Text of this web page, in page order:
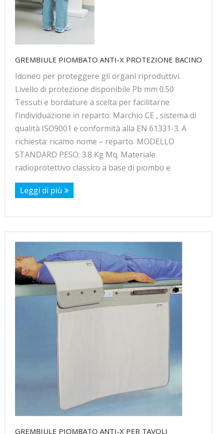
GREMBIULE PIOMBATO ANTI-X PROTEZIONE BACINO
Idoneo per proteggere gli organi riproduttivi.
Livello di protezione disponibile Pb mm 0.50
Tessuti e bordature a scelta per facilitarne
l’individuazione in reparto. Marchio CE , sistema di
qualità ISO9001 e conformità alla EN 61331-3. A
richiesta: ricamo nome – reparto. MODELLO
STANDARD PESO: 3.8 Kg Mq. Materiale
radioprotettivo classico a base di piombo e
Leggi di più
GREMBIULE PIOMBATO ANTI-X PER TAVOLI